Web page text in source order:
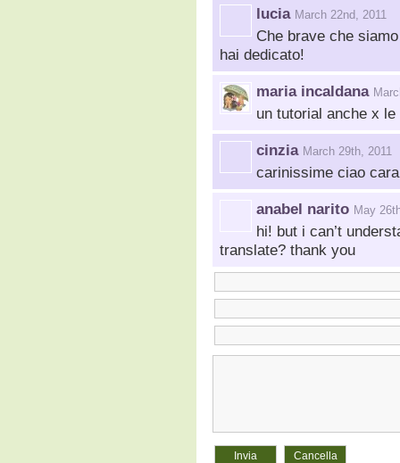
lucia March 22nd, 2011
Che brave che
hai dedicato!
maria incaldana
un tutorial anche x
cinzia March 29th, 2011
carinissime ciao cara
anabel narito May
hi! but i can’t
translate? thank you